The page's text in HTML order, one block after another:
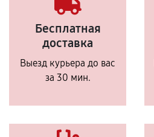
Бесплатная
доставка
Выезд курьера до вас
за 30 мин.